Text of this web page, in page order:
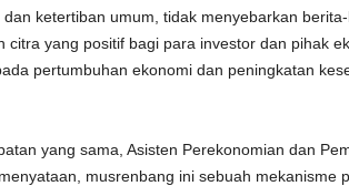
dan ketertiban umum, tidak menyebarkan
citra yang positif bagi para investor dan pihak
pertumbuhan ekonomi dan peningkatan
yang sama, Asisten Perekonomian dan
musrenbang ini sebuah mekanisme